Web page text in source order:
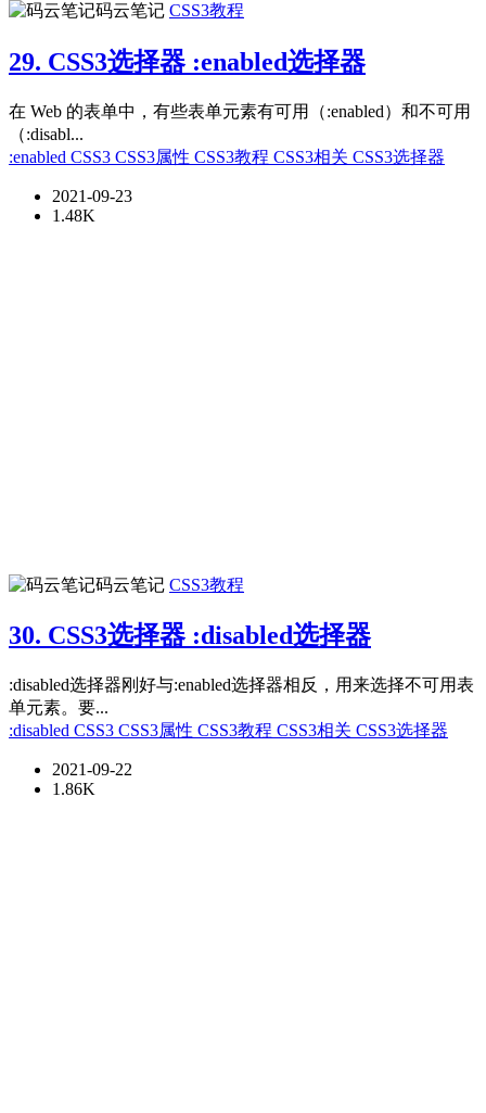
码云笔记 CSS3教程
29. CSS3选择器 :enabled选择器
在 Web 的表单中，有些表单元素有可用（:enabled）和不可用
（:disabl...
:enabled CSS3 CSS3属性 CSS3教程 CSS3相关 CSS3选择器
2021-09-23
1.48K
码云笔记 CSS3教程
30. CSS3选择器 :disabled选择器
:disabled选择器刚好与:enabled选择器相反，用来选择不可用表
单元素。要...
:disabled CSS3 CSS3属性 CSS3教程 CSS3相关 CSS3选择器
2021-09-22
1.86K